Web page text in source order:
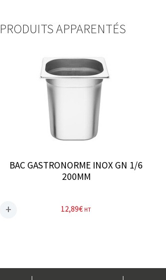
PRODUITS APPARENTÉS
BAC GASTRONORME INOX GN 1/6
200MM
12,89€ HT